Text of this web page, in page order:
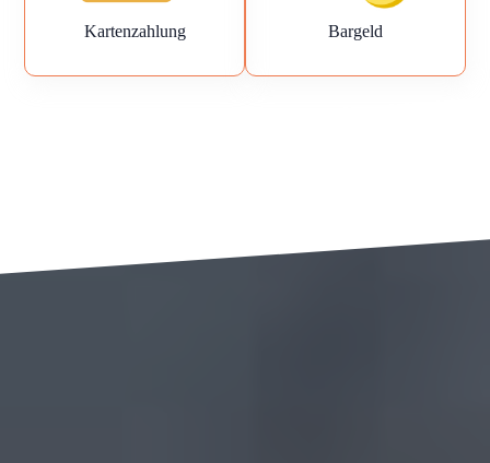
Kartenzahlung Bargeld